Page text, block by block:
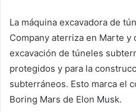
La máquina excavadora de
Company aterriza en Marte y
excavación de túneles
protegidos y para la
subterráneos. Esto marca el
Boring Mars de Elon Musk.